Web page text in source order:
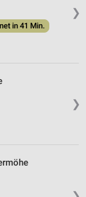
❯
in 41 Min.
❯